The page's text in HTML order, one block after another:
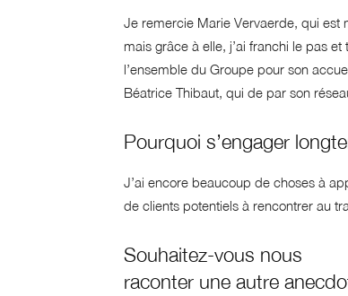
Je remercie Marie Vervaerde, qui est
mais grâce à elle, j’ai franchi le pas
l’ensemble du Groupe pour son
Béatrice Thibaut, qui de par son
Pourquoi s’engager
J’ai encore beaucoup de choses à
de clients potentiels à rencontrer au
Souhaitez-vous nous
raconter une autre